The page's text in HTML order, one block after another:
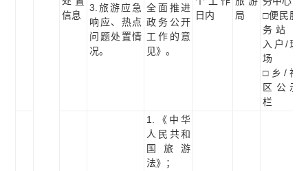
信息
3.旅游应急
响应、热点
问题处置情
况。
全面推进
政务公开
工作的意
见》。
日内
局
□便民服
务站 □
入户/现
场
□乡/社
区公示
栏
1.《中华
人民共和
国旅游
法》；